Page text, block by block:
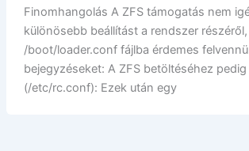
Finomhangolás A ZFS támogatás nem
különösebb beállítást a rendszer részéről,
/boot/loader.conf fájlba érdemes
bejegyzéseket: A ZFS betöltéséhez
(/etc/rc.conf): Ezek után egy